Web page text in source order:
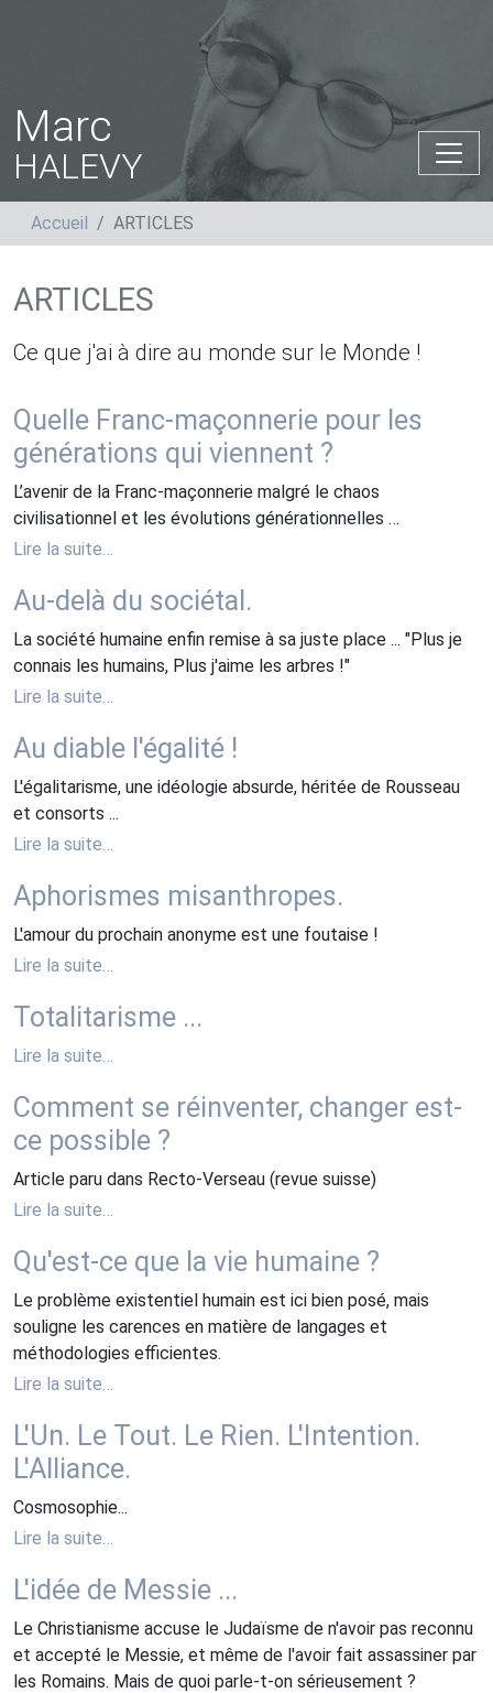
Marc
HALEVY
Accueil ARTICLES
ARTICLES
Ce que j'ai à dire au monde sur le Monde !
Quelle Franc-maçonnerie pour les
générations qui viennent ?
L’avenir de la Franc-maçonnerie malgré le chaos
civilisationnel et les évolutions générationnelles …
Lire la suite…
Au-delà du sociétal.
La société humaine enfin remise à sa juste place ... "Plus je
connais les humains, Plus j'aime les arbres !"
Lire la suite…
Au diable l'égalité !
L'égalitarisme, une idéologie absurde, héritée de Rousseau
et consorts ...
Lire la suite…
Aphorismes misanthropes.
L'amour du prochain anonyme est une foutaise !
Lire la suite…
Totalitarisme ...
Lire la suite…
Comment se réinventer, changer est-
ce possible ?
Article paru dans Recto-Verseau (revue suisse)
Lire la suite…
Qu'est-ce que la vie humaine ?
Le problème existentiel humain est ici bien posé, mais
souligne les carences en matière de langages et
méthodologies efficientes.
Lire la suite…
L'Un. Le Tout. Le Rien. L'Intention.
L'Alliance.
Cosmosophie...
Lire la suite…
L'idée de Messie ...
Le Christianisme accuse le Judaïsme de n'avoir pas reconnu
et accepté le Messie, et même de l'avoir fait assassiner par
les Romains. Mais de quoi parle-t-on sérieusement ?